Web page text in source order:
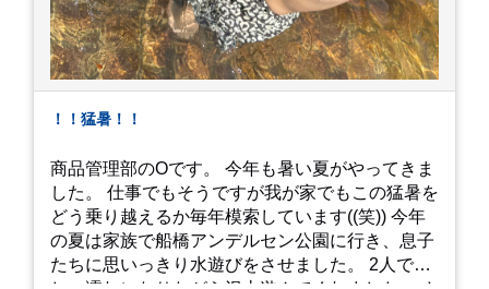
！！猛暑！！
商品管理部のOです。 今年も暑い夏がやってきま
した。 仕事でもそうですが我が家でもこの猛暑を
どう乗り越えるか毎年模索しています((笑)) 今年
の夏は家族で船橋アンデルセン公園に行き、息子
たちに思いっきり水遊びをさせました。 2人でび